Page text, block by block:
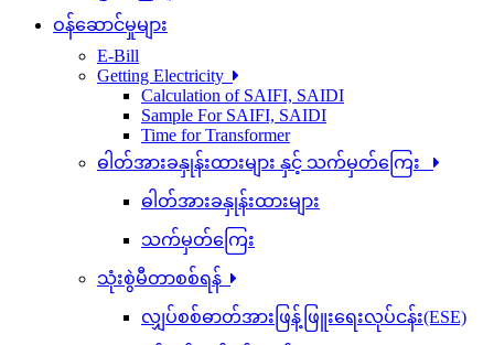
ဝန်ဆောင်မှုများ
E-Bill
Getting Electricity
Calculation of SAIFI, SAIDI
Sample For SAIFI, SAIDI
Time for Transformer
ဓါတ်အားခနှုန်းထားများ နှင့် သက်မှတ်ကြေး
ဓါတ်အားခနှုန်းထားများ
သက်မှတ်ကြေး
သုံးစွဲမီတာစစ်ရန်
လျှပ်စစ်ဓာတ်အားဖြန့်ဖြူးရေးလုပ်ငန်း(ESE)